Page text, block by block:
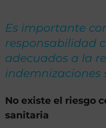
Es importante
responsabilidad
adecuados a la
indemnizaciones
No existe el riesgo
sanitaria